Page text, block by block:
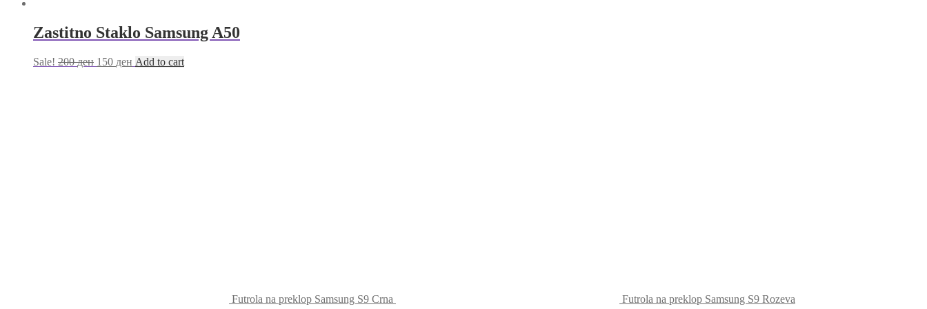
Zastitno Staklo Samsung A50
Sale! 200ден 150 ден Add to cart
Futrola na preklop Samsung S9 Crna Futrola na preklop Samsung S9 Rozeva